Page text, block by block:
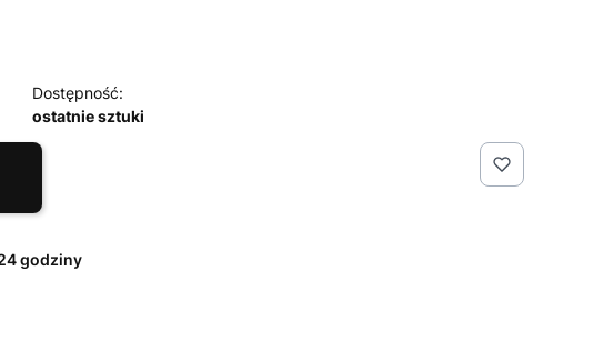
Dostępność:
ostatnie sztuki
godziny